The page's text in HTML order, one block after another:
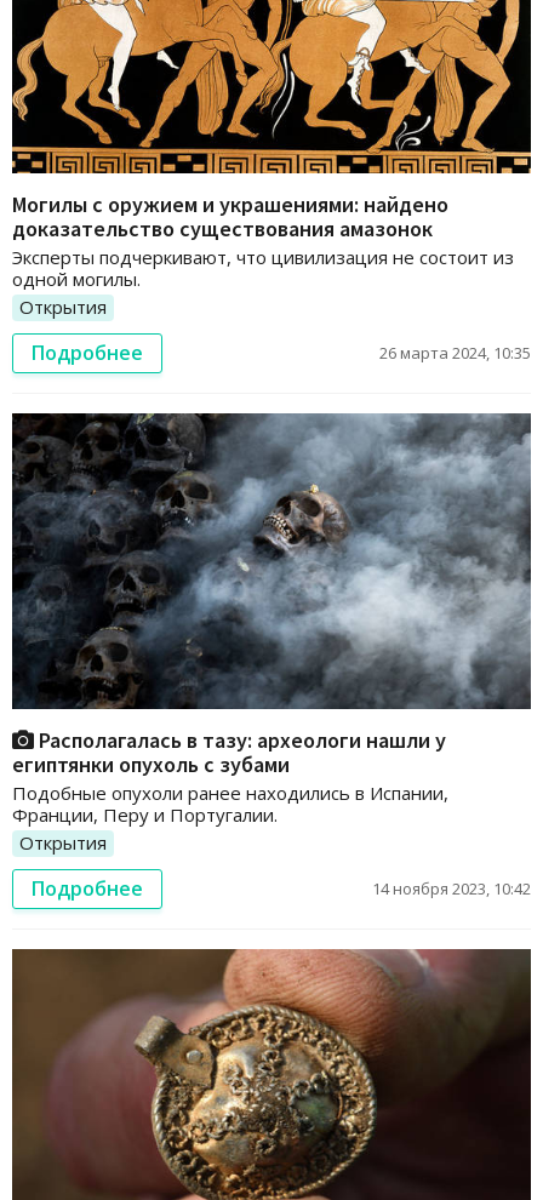
Могилы с оружием и украшениями: найдено
доказательство существования амазонок
Эксперты подчеркивают, что цивилизация не состоит из
одной могилы.
Открытия
Подробнее 26 марта 2024, 10:35
Располагалась в тазу: археологи нашли у
египтянки опухоль с зубами
Подобные опухоли ранее находились в Испании,
Франции, Перу и Португалии.
Открытия
Подробнее 14 ноября 2023, 10:42